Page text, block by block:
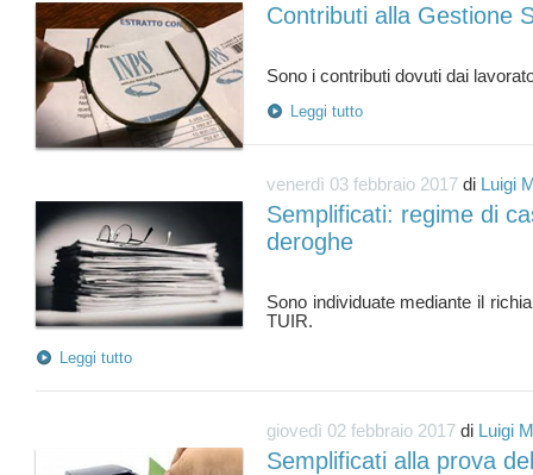
Contributi alla Gestione
Leggi tutto
venerdì 03 febbraio 2017 di Luigi
Semplificati: regime di
deroghe
Sono individuate mediante il
Leggi tutto
giovedì 02 febbraio 2017 di Luigi
Semplificati alla prova